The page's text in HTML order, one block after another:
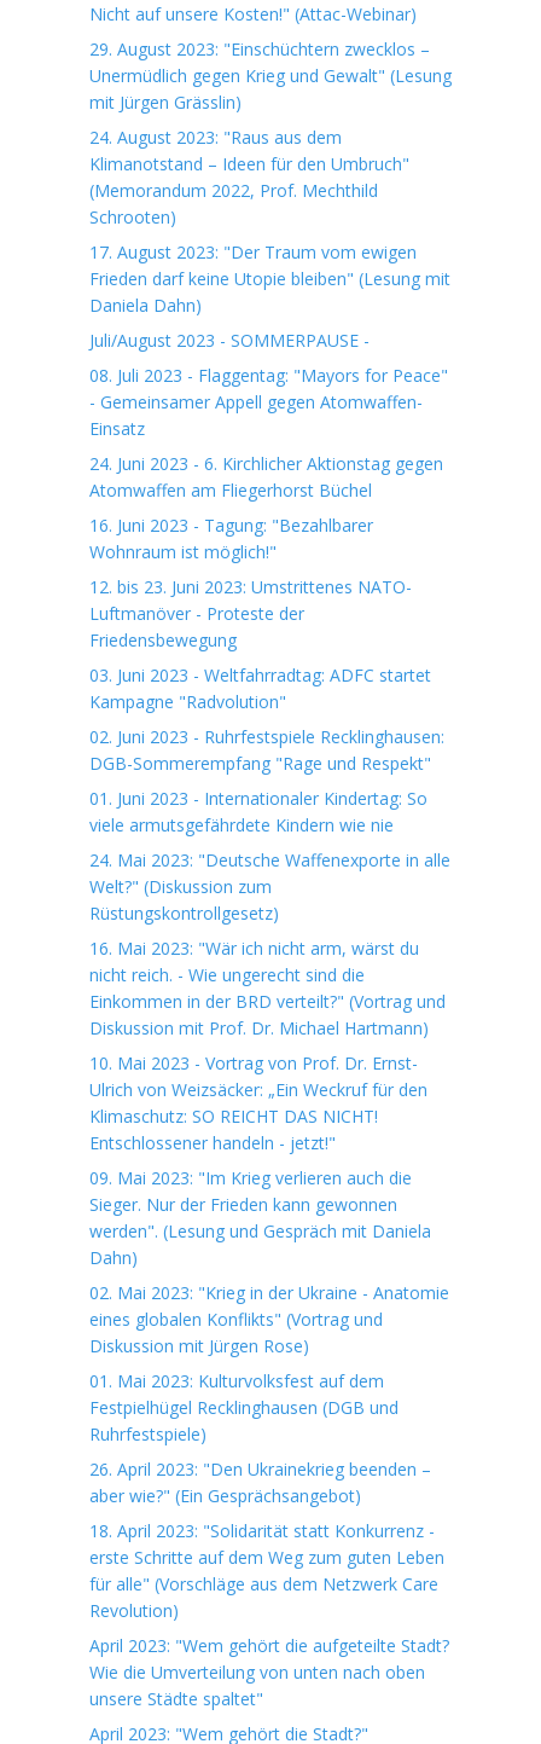
Nicht auf unsere Kosten!" (Attac-Webinar)
29. August 2023: "Einschüchtern zwecklos –
Unermüdlich gegen Krieg und Gewalt" (Lesung
mit Jürgen Grässlin)
24. August 2023: "Raus aus dem
Klimanotstand – Ideen für den Umbruch"
(Memorandum 2022, Prof. Mechthild
Schrooten)
17. August 2023: "Der Traum vom ewigen
Frieden darf keine Utopie bleiben" (Lesung mit
Daniela Dahn)
Juli/August 2023 - SOMMERPAUSE -
08. Juli 2023 - Flaggentag: "Mayors for Peace"
- Gemeinsamer Appell gegen Atomwaffen-
Einsatz
24. Juni 2023 - 6. Kirchlicher Aktionstag gegen
Atomwaffen am Fliegerhorst Büchel
16. Juni 2023 - Tagung: "Bezahlbarer
Wohnraum ist möglich!"
12. bis 23. Juni 2023: Umstrittenes NATO-
Luftmanöver - Proteste der
Friedensbewegung
03. Juni 2023 - Weltfahrradtag: ADFC startet
Kampagne "Radvolution"
02. Juni 2023 - Ruhrfestspiele Recklinghausen:
DGB-Sommerempfang "Rage und Respekt"
01. Juni 2023 - Internationaler Kindertag: So
viele armutsgefährdete Kindern wie nie
24. Mai 2023: "Deutsche Waffenexporte in alle
Welt?" (Diskussion zum
Rüstungskontrollgesetz)
16. Mai 2023: "Wär ich nicht arm, wärst du
nicht reich. - Wie ungerecht sind die
Einkommen in der BRD verteilt?" (Vortrag und
Diskussion mit Prof. Dr. Michael Hartmann)
10. Mai 2023 - Vortrag von Prof. Dr. Ernst-
Ulrich von Weizsäcker: „Ein Weckruf für den
Klimaschutz: SO REICHT DAS NICHT!
Entschlossener handeln - jetzt!"
09. Mai 2023: "Im Krieg verlieren auch die
Sieger. Nur der Frieden kann gewonnen
werden". (Lesung und Gespräch mit Daniela
Dahn)
02. Mai 2023: "Krieg in der Ukraine - Anatomie
eines globalen Konflikts" (Vortrag und
Diskussion mit Jürgen Rose)
01. Mai 2023: Kulturvolksfest auf dem
Festpielhügel Recklinghausen (DGB und
Ruhrfestspiele)
26. April 2023: "Den Ukrainekrieg beenden –
aber wie?" (Ein Gesprächsangebot)
18. April 2023: "Solidarität statt Konkurrenz -
erste Schritte auf dem Weg zum guten Leben
für alle" (Vorschläge aus dem Netzwerk Care
Revolution)
April 2023: "Wem gehört die aufgeteilte Stadt?
Wie die Umverteilung von unten nach oben
unsere Städte spaltet"
April 2023: "Wem gehört die Stadt?"